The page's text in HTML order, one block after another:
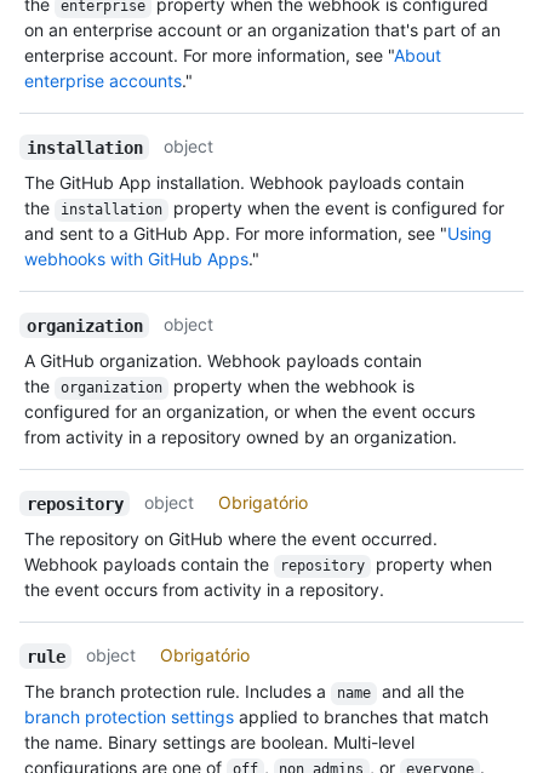
the
enterprise
property when the webhook is configured
on an enterprise account or an organization that's part of an
enterprise account. For more information, see "About
enterprise accounts."
installation
object
The GitHub App installation. Webhook payloads contain
the
installation
property when the event is configured for
and sent to a GitHub App. For more information, see "Using
webhooks with GitHub Apps."
organization
object
A GitHub organization. Webhook payloads contain
the
organization
property when the webhook is
configured for an organization, or when the event occurs
from activity in a repository owned by an organization.
repository object
Obrigatório
The repository on GitHub where the event occurred.
Webhook payloads contain the
repository
property when
the event occurs from activity in a repository.
rule object
Obrigatório
The branch protection rule. Includes a
name
and all the
branch protection settings applied to branches that match
the name. Binary settings are boolean. Multi-level
configurations are one of
, , or .